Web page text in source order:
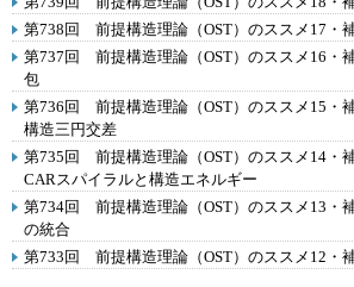
第738回 前提構造理論（OST）のススメ17・
第737回 前提構造理論（OST）のススメ16・
包
第736回 前提構造理論（OST）のススメ15・
構造三円交差
第735回 前提構造理論（OST）のススメ14・
CARスパイラルと構造エネルギー
第734回 前提構造理論（OST）のススメ13・
の統合
第733回 前提構造理論（OST）のススメ12・